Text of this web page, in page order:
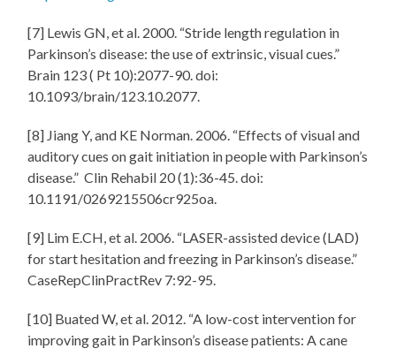
[7] Lewis GN, et al. 2000. “Stride length regulation in
Parkinson’s disease: the use of extrinsic, visual cues.”
Brain 123 ( Pt 10):2077-90. doi:
10.1093/brain/123.10.2077.
[8] Jiang Y, and KE Norman. 2006. “Effects of visual and
auditory cues on gait initiation in people with Parkinson’s
disease.” Clin Rehabil 20 (1):36-45. doi:
10.1191/0269215506cr925oa.
[9] Lim E.CH, et al. 2006. “LASER-assisted device (LAD)
for start hesitation and freezing in Parkinson’s disease.”
CaseRepClinPractRev 7:92-95.
[10] Buated W, et al. 2012. “A low-cost intervention for
improving gait in Parkinson’s disease patients: A cane